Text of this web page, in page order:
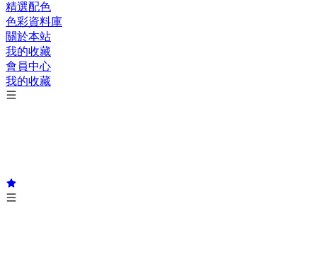
精選配色
色彩資料庫
關於本站
我的收藏
會員中心
我的收藏